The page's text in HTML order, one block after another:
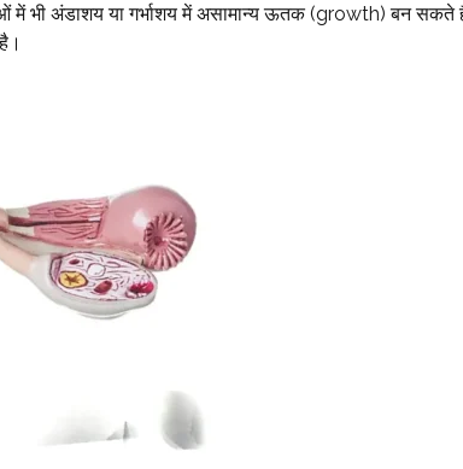
में भी अंडाशय या गर्भाशय में असामान्य ऊतक (growth) बन सकते